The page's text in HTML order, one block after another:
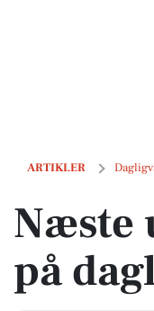
ARTIKLER
Næste uges tilbud
Næste
på